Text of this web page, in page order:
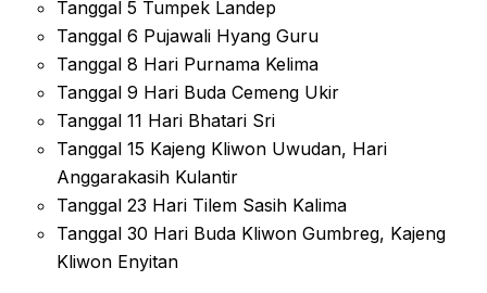
Tanggal 5 Tumpek Landep
Tanggal 6 Pujawali Hyang Guru
Tanggal 8 Hari Purnama Kelima
Tanggal 9 Hari Buda Cemeng Ukir
Tanggal 11 Hari Bhatari Sri
Tanggal 15 Kajeng Kliwon Uwudan, Hari
Anggarakasih Kulantir
Tanggal 23 Hari Tilem Sasih Kalima
Tanggal 30 Hari Buda Kliwon Gumbreg, Kajeng
Kliwon Enyitan